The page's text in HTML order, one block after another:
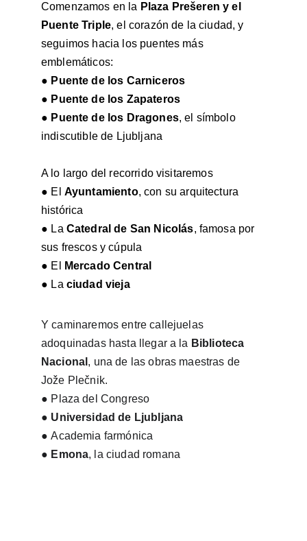
Comenzamos en la Plaza Prešeren y el
Puente Triple, el corazón de la ciudad, y
seguimos hacia los puentes más
emblemáticos:
● Puente de los Carniceros
● Puente de los Zapateros
● Puente de los Dragones, el símbolo
indiscutible de Ljubljana
A lo largo del recorrido visitaremos
● El Ayuntamiento, con su arquitectura
histórica
● La Catedral de San Nicolás, famosa por
sus frescos y cúpula
● El
Mercado Central
● La ciudad vieja
Y caminaremos entre callejuelas
adoquinadas hasta llegar a la Biblioteca
Nacional , una de las obras maestras de
Jože Plečnik.
● Plaza del Congreso
● Universidad de Ljubljana
● Academia farmónica
● Emona, la ciudad romana